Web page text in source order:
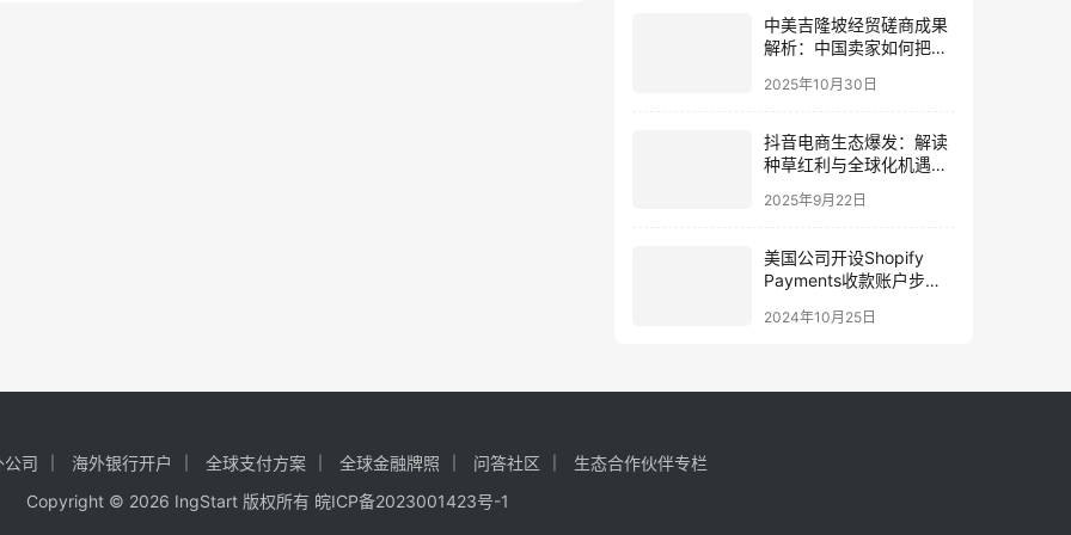
中美吉隆坡经贸磋商成果
解析：中国卖家如何把握
遇
2025年10月30日
抖音电商生态爆发：解读
种草红利与全球化机遇，
2025年9月22日
美国公司开设Shopify
Payments收款账户步
2024年10月25日
公司 海外银行开户 全球支付方案 全球金融牌照 问答社区
生态合作伙伴专栏
Copyright © 2026 IngStart 版权所有 皖ICP备2023001423号-1